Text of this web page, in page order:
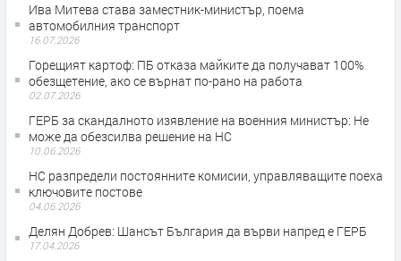
Ива Митева става заместник-министър, поема
автомобилния транспорт
16.07.2026
Горещият картоф: ПБ отказа майките да получават 100%
обезщетение, ако се върнат по-рано на работа
02.07.2026
ГЕРБ за скандалното изявление на военния министър: Не
може да обезсилва решение на НС
10.06.2026
НС разпредели постоянните комисии, управляващите поеха
ключовите постове
04.06.2026
Делян Добрев: Шансът България да върви напред е ГЕРБ
17.04.2026